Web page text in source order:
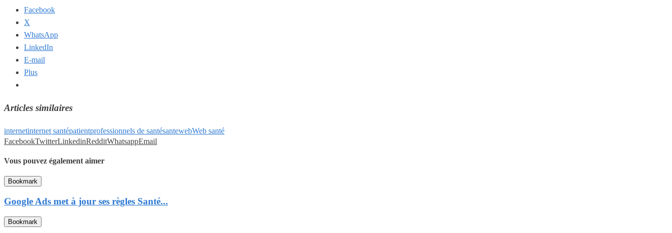
Facebook
X
WhatsApp
LinkedIn
E-mail
Plus
Articles similaires
internetinternet santépatientprofessionnels de santésantewebWeb santé
FacebookTwitterLinkedinRedditWhatsappEmail
Vous pouvez également aimer
Bookmark
Google Ads met à jour ses règles Santé...
Bookmark